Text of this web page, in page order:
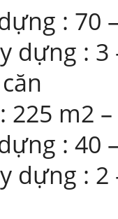
: 70
dựng : 3
225 m2
: 40
dựng : 2